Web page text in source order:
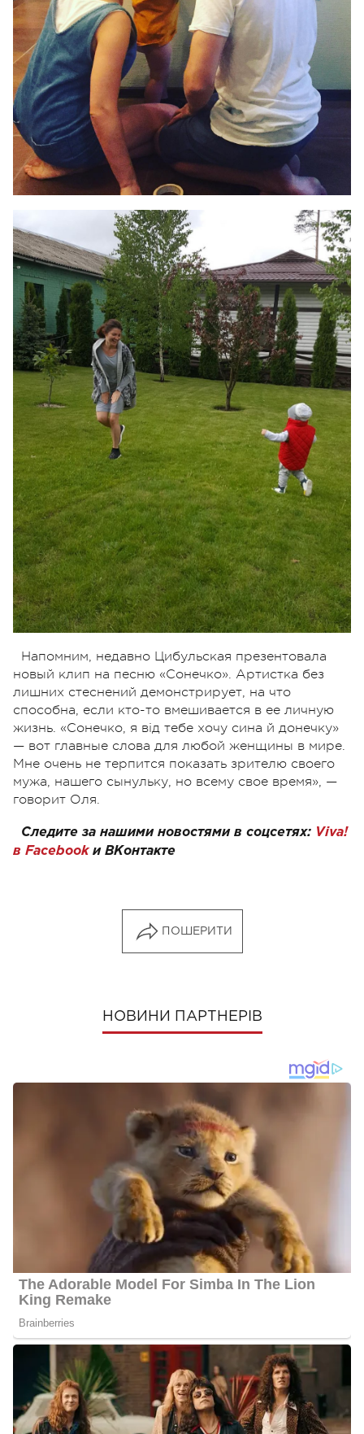
Напомним, недавно Цибульская презентовала
новый клип на песню «Сонечко». Артистка без
лишних стеснений демонстрирует, на что
способна, если кто-то вмешивается в ее личную
жизнь. «Сонечко, я від тебе хочу сина й донечку»
— вот главные слова для любой женщины в мире.
Мне очень не терпится показать зрителю своего
мужа, нашего сынульку, но всему свое время», —
говорит Оля.
Следите за нашими новостями в соцсетях: Viva!
в Facebookи ВКонтакте
ПОШЕРИТИ
НОВИНИ ПАРТНЕРІВ